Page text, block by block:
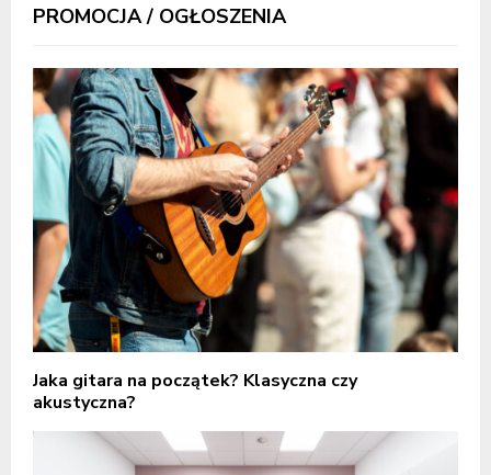
PROMOCJA / OGŁOSZENIA
Jaka gitara na początek? Klasyczna czy
akustyczna?